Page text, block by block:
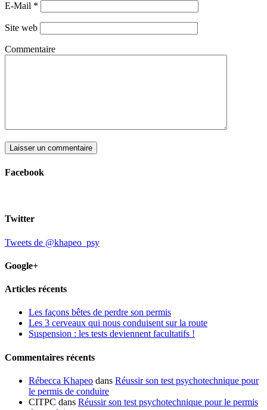
E-Mail *
Site web
Commentaire
Facebook
Twitter
Tweets de @khapeo_psy
Google+
Articles récents
Les façons bêtes de perdre son permis
Les 3 cerveaux qui nous conduisent sur la route
Suspension : les tests deviennent facultatifs !
Commentaires récents
Rébecca Khapeo dans Réussir son test psychotechnique pour
le permis de conduire
CITPC dans Réussir son test psychotechnique pour le permis